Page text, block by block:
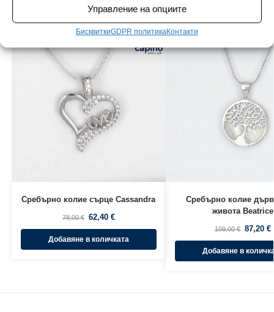
Управление на опциите
БисквиткиGDPR политикаКонтакти
Свързани продукти
Сребърно колие сърце Cassandra
78,00€ 62,40 €
Добавяне в количката
Сребърно колие
живота Beatrice
109,00€ 87,20 €
Добавяне в